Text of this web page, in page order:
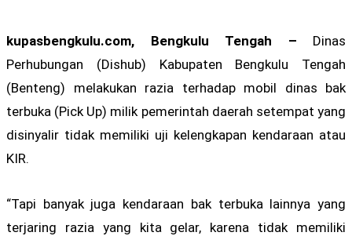
kupasbengkulu.com, Bengkulu Tengah – Dinas
Perhubungan (Dishub) Kabupaten Bengkulu Tengah
(Benteng) melakukan razia terhadap mobil dinas bak
terbuka (Pick Up) milik pemerintah daerah setempat yang
disinyalir tidak memiliki uji kelengkapan kendaraan atau
KIR.
“Tapi banyak juga kendaraan bak terbuka lainnya yang
terjaring razia yang kita gelar, karena tidak memiliki